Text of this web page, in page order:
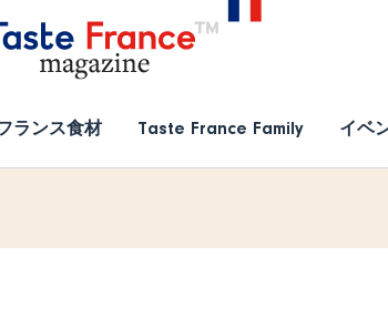
ランス食材 Taste France Family イベ